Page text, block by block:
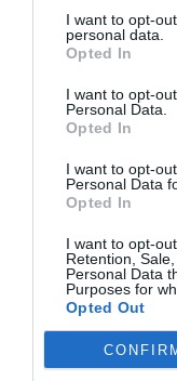
I want to opt-
personal data.
Opted In
I want to opt-
Personal Data.
Opted In
I want to opt-
Personal Data
Opted In
I want to opt-
Retention,
Personal Data
Purposes for
Opted Out